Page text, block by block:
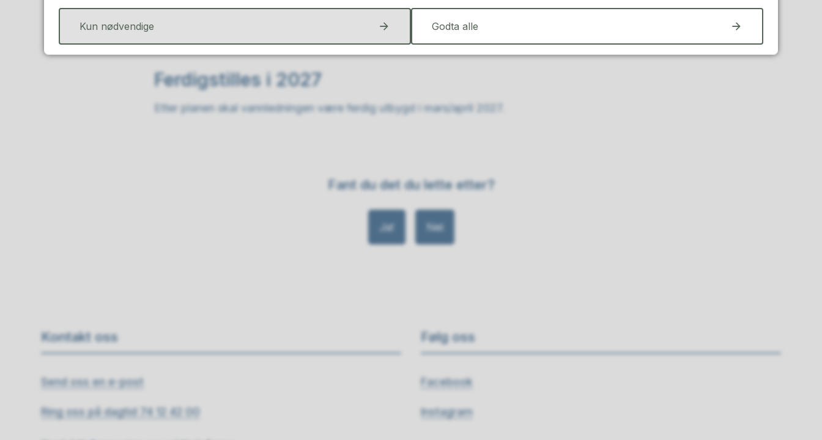
Ferdigstilles i 2027
Etter planen skal vannledningen være ferdig utbygd i mars/april 2027.
Fant du det du lette etter?
Ja Nei
Kontakt oss
Send oss en e-post
Ring oss på dagtid 74 12 42 00
Følg oss
Facebook
Instagram
Kun nødvendige Godta alle